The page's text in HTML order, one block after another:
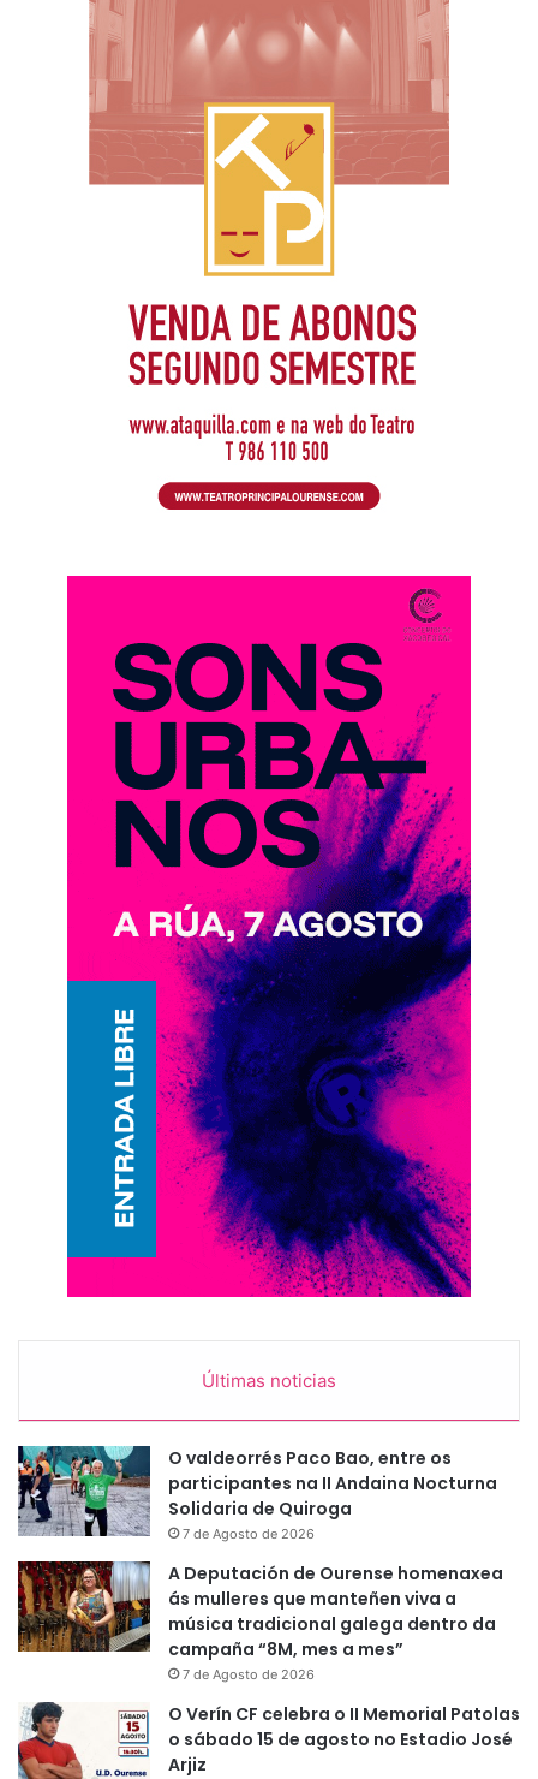
Últimas noticias
O valdeorrés Paco Bao, entre os
participantes na II Andaina Nocturna
Solidaria de Quiroga
7 de Agosto de 2026
A Deputación de Ourense homenaxea
ás mulleres que manteñen viva a
música tradicional galega dentro da
campaña “8M, mes a mes”
7 de Agosto de 2026
O Verín CF celebra o II Memorial Patolas
o sábado 15 de agosto no Estadio José
Arjiz